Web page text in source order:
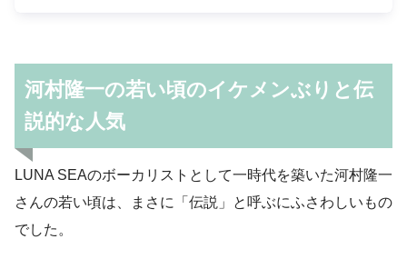
河村隆一の若い頃のイケメンぶりと伝
説的な人気
LUNA SEAのボーカリストとして一時代を築いた河村隆一
さんの若い頃は、まさに「伝説」と呼ぶにふさわしいもの
でした。